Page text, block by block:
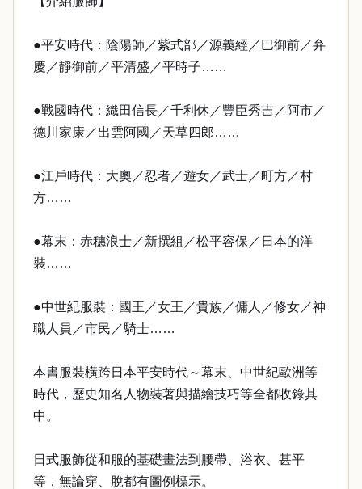
●平安時代：陰陽師／紫式部／源義經／巴御前／弁
慶／靜御前／平清盛／平時子……
●戰國時代：織田信長／千利休／豐臣秀吉／阿市／
德川家康／出雲阿國／天草四郎……
●江戶時代：大奧／忍者／遊女／武士／町方／村
方……
●幕末：赤穗浪士／新撰組／松平容保／日本的洋
裝……
●中世紀服裝：國王／女王／貴族／傭人／修女／神
職人員／市民／騎士……
本書服裝橫跨日本平安時代～幕末、中世紀歐洲等
時代，歷史知名人物裝著與描繪技巧等全都收錄其
中。
日式服飾從和服的基礎畫法到腰帶、浴衣、甚平
等，無論穿、脫都有圖例標示。